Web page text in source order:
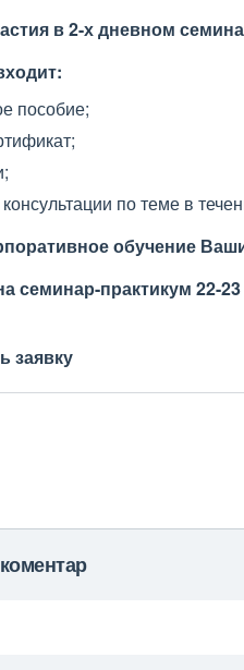
в 2-х дневном
пособие;
по теме в
обучение
семинар-практикум 22-
заявку